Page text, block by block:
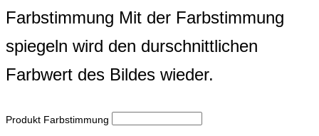
Farbstimmung Mit der Farbstimmung
spiegeln wird den durschnittlichen
Farbwert des Bildes wieder.
Produkt Farbstimmung